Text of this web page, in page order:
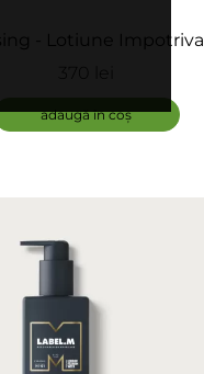
- Lotiune Impotriva
370 lei
adaugă în coș